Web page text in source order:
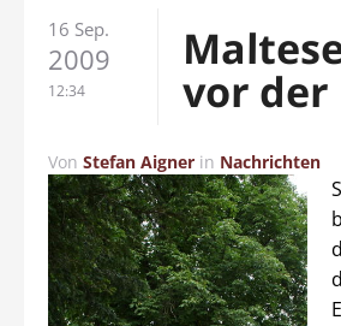
16 Sep.
2009
12:34 vor der
Von Stefan Aigner in Nachrichten